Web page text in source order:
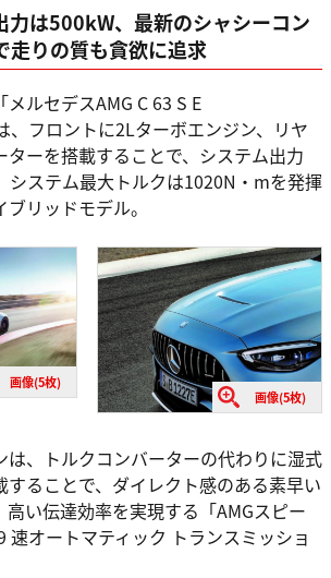
力は500kW、最新のシャシーコン
走りの質も貪欲に追求
ルセデスAMG C 63 S E
、フロントに2Lターボエンジン、リヤ
ターを搭載することで、システム出力
システム最大トルクは1020N・mを発揮
リッドモデル。
画像(5枚)
画像(5枚)
は、トルクコンバーターの代わりに湿式
することで、ダイレクト感のある素早い
い伝達効率を実現する「AMGスピー
速オートマティック トランスミッショ